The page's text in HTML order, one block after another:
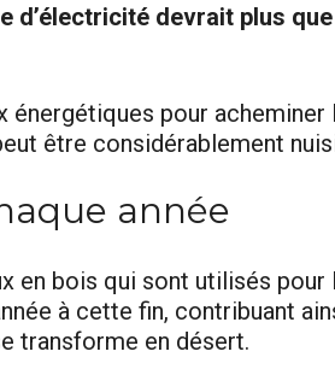
d’électricité devrait plus
pour
être considérablement
année
en bois qui sont utilisés
à cette fin, contribuant
transforme en désert.